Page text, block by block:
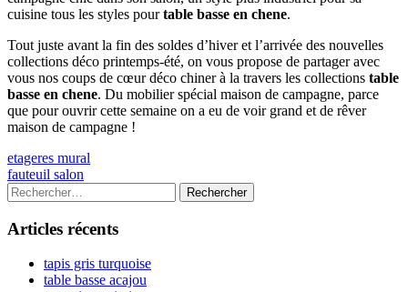
cuisine tous les styles pourtable basse en chene.
Tout juste avant la fin des soldes d’hiver et l’arrivée des nouvelles
collections déco printemps-été, on vous propose de partager avec
vous nos coups de cœur déco chiner à la travers les collections table
basse en chene. Du mobilier spécial maison de campagne, parce
que pour ouvrir cette semaine on a eu de voir grand et de rêver
maison de campagne !
Navigation
de
l’article
Previous
article:
etageres mural
Next
article:
fauteuil salon
Colonne
latérale
principale
Rechercher :
Articles récents
tapis gris turquoise
table basse acajou